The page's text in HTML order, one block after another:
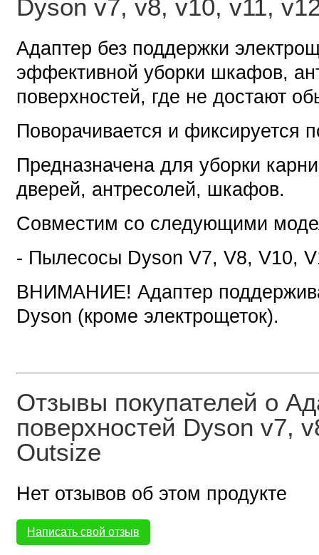
Dyson v7, v8, v10, v11,
Адаптер без поддержки
эффективной уборки шкафов,
поверхностей, где не достают
Поворачивается и фиксируется
Предназначена для уборки
дверей, антресолей, шкафов.
Совместим со следующими
- Пылесосы Dyson V7, V8, V10,
ВНИМАНИЕ! Адаптер
Dyson (кроме электрощеток).
Отзывы покупателей о
поверхностей Dyson v7,
Outsize
Нет отзывов об этом продукте
Написать свой отзыв